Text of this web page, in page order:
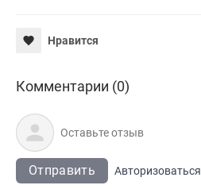
Нравится
Комментарии (0)
Отправить
Авторизоваться